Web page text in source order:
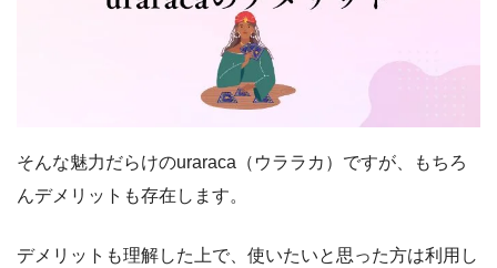
そんな魅力だらけのuraraca（ウララカ）ですが、もちろ
んデメリットも存在します。
デメリットも理解した上で、使いたいと思った方は利用し